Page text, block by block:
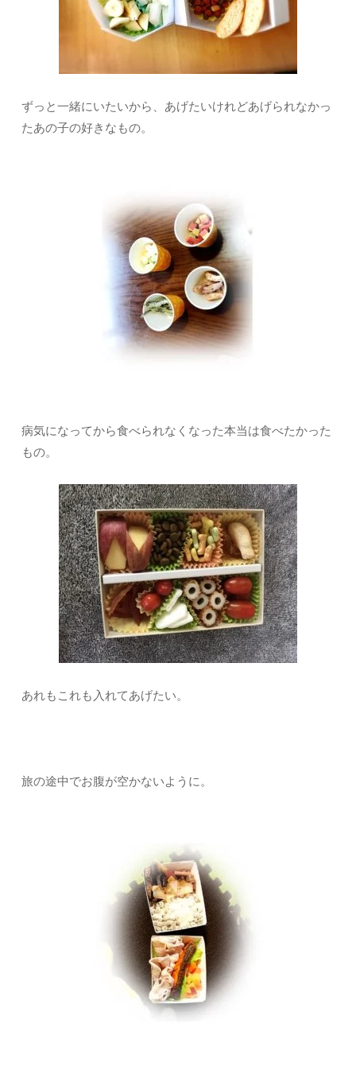
ずっと一緒にいたいから、あげたいけれどあげられなかっ
たあの子の好きなもの。
病気になってから食べられなくなった本当は食べたかった
もの。
あれもこれも入れてあげたい。
旅の途中でお腹が空かないように。